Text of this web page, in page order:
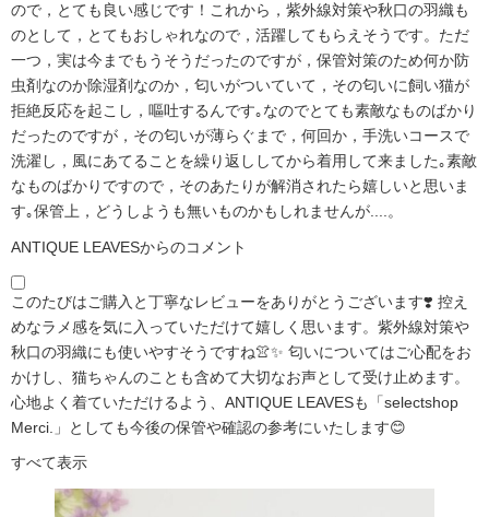
ので，とても良い感じです！これから，紫外線対策や秋口の羽織も
のとして，とてもおしゃれなので，活躍してもらえそうです。ただ
一つ，実は今までもうそうだったのですが，保管対策のため何か防
虫剤なのか除湿剤なのか，匂いがついていて，その匂いに飼い猫が
拒絶反応を起こし，嘔吐するんです｡なのでとても素敵なものばかり
だったのですが，その匂いが薄らぐまで，何回か，手洗いコースで
洗濯し，風にあてることを繰り返ししてから着用して来ました｡素敵
なものばかりですので，そのあたりが解消されたら嬉しいと思いま
す｡保管上，どうしようも無いものかもしれませんが....。
ANTIQUE LEAVESからのコメント
このたびはご購入と丁寧なレビューをありがとうございます❣️ 控え
めなラメ感を気に入っていただけて嬉しく思います。紫外線対策や
秋口の羽織にも使いやすそうですね👚✨ 匂いについてはご心配をお
かけし、猫ちゃんのことも含めて大切なお声として受け止めます。
心地よく着ていただけるよう、ANTIQUE LEAVESも「selectshop
Merci.」としても今後の保管や確認の参考にいたします😊
すべて表示